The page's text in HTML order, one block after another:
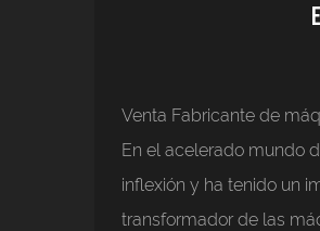
Venta Fabricante de
En el acelerado mundo
inflexión y ha tenido un
transformador de las